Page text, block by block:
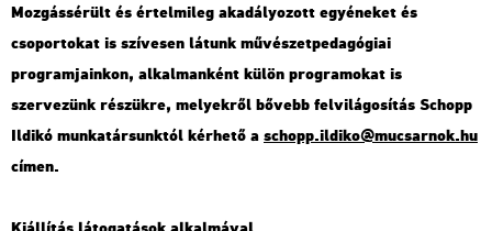
Mozgássérült és értelmileg akadályozott egyéneket és
csoportokat is szívesen látunk művészetpedagógiai
programjainkon, alkalmanként külön programokat is
szervezünk részükre, melyekről bővebb felvilágosítás Schopp
Ildikó munkatársunktól kérhető a schopp.ildiko@mucsarnok.hu
címen.